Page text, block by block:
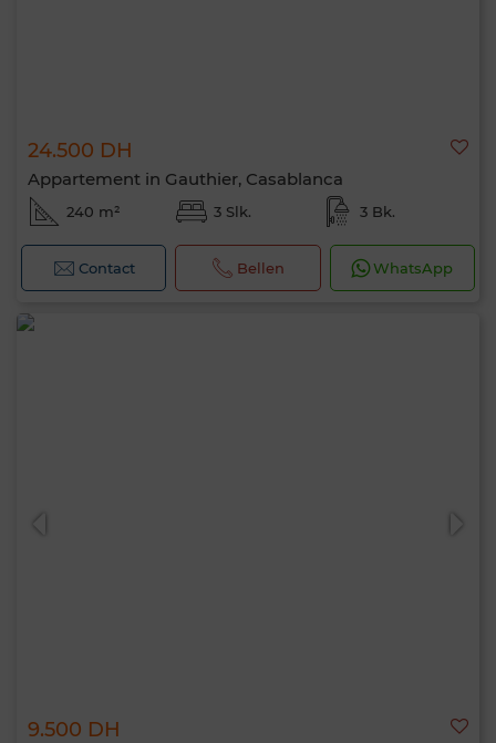
24.500 DH
Appartement in Gauthier, Casablanca
240 m² 3 Slk. 3 Bk.
Contact Bellen WhatsApp
9.500 DH